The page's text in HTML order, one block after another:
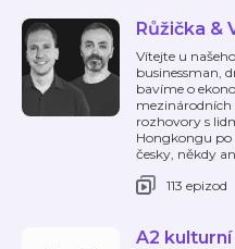
Růžička &
Vítejte u
businessman,
bavíme o
rozhovory s
Hongkongu po
česky, někdy
113 epizod
A2